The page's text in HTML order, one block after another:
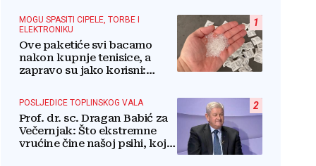
1
MOGU SPASITI CIPELE, TORBE I
ELEKTRONIKU
Ove paketiće svi bacamo
nakon kupnje tenisice, a
zapravo su jako korisni:
2
POSLJEDICE TOPLINSKOG VALA
Prof. dr. sc. Dragan Babić za
Večernjak: Što ekstremne
vrućine čine našoj psihi, koje